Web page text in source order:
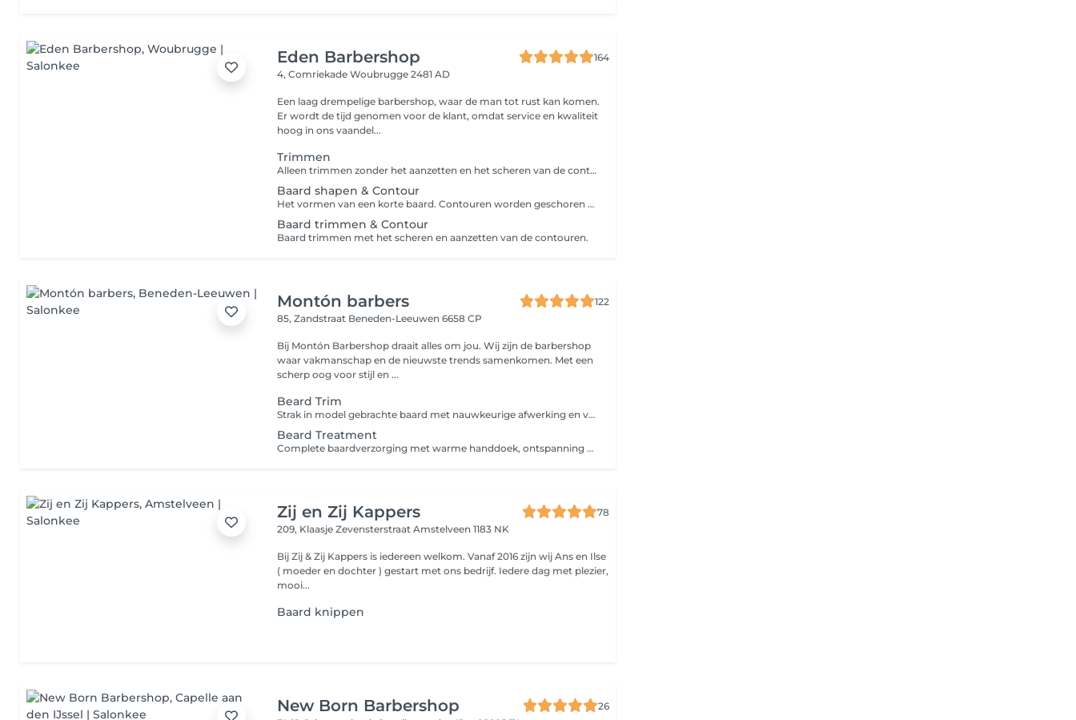
Eden Barbershop
164
4, ComriekadeWoubrugge 2481 AD
Een laag drempelige barbershop, waar de man tot rust kan komen.
Er wordt de tijd genomen voor de klant, omdat service en kwaliteit
hoog in ons vaandel...
Trimmen
Alleen trimmen zonder het aanzetten en het scheren van de contouren.
Baard shapen & Contour
Het vormen van een korte baard. Contouren worden geschoren en aangezet.
Baard trimmen & Contour
Baard trimmen met het scheren en aanzetten van de contouren.
Montón barbers
122
85, Zandstraat Beneden-Leeuwen 6658 CP
Bij Montón Barbershop draait alles om jou. Wij zijn de barbershop
waar vakmanschap en de nieuwste trends samenkomen. Met een
scherp oog voor stijl en ...
Beard Trim
Strak in model gebrachte baard met nauwkeurige afwerking en verzorgde details voor een frisse uitstraling.
Beard Treatment
Complete baardverzorging met warme handdoek, ontspanning en een nauwkeurige trim. Voor een perfecte verzorgde en frisse uitstraling.
Zij en Zij Kappers
78
209, Klaasje ZevensterstraatAmstelveen 1183 NK
Bij Zij & Zij Kappers is iedereen welkom. Vanaf 2016 zijn wij Ans en Ilse
( moeder en dochter ) gestart met ons bedrijf. Iedere dag met plezier,
mooi...
Baard knippen
New Born Barbershop
26